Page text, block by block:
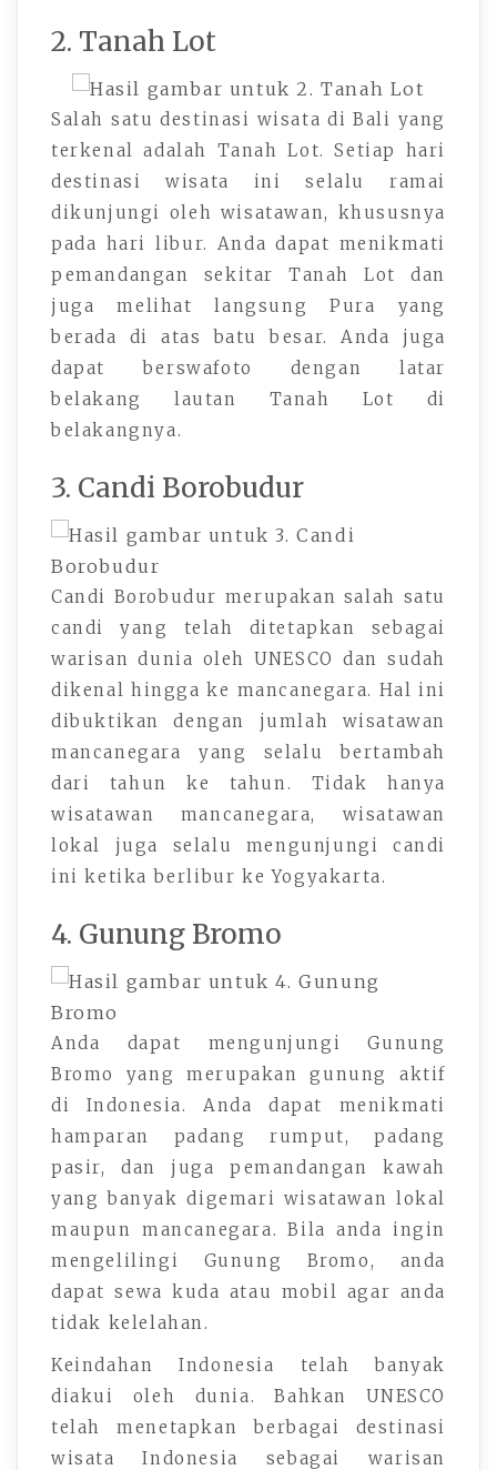
2. Tanah Lot
Salah satu destinasi wisata di Bali yang
terkenal adalah Tanah Lot. Setiap hari
destinasi wisata ini selalu ramai
dikunjungi oleh wisatawan, khususnya
pada hari libur. Anda dapat menikmati
pemandangan sekitar Tanah Lot dan
juga melihat langsung Pura yang
berada di atas batu besar. Anda juga
dapat berswafoto dengan latar
belakang lautan Tanah Lot di
belakangnya.
3. Candi Borobudur
Candi Borobudur merupakan salah satu
candi yang telah ditetapkan sebagai
warisan dunia oleh UNESCO dan sudah
dikenal hingga ke mancanegara. Hal ini
dibuktikan dengan jumlah wisatawan
mancanegara yang selalu bertambah
dari tahun ke tahun. Tidak hanya
wisatawan mancanegara, wisatawan
lokal juga selalu mengunjungi candi
ini ketika berlibur ke Yogyakarta.
4. Gunung Bromo
Anda dapat mengunjungi Gunung
Bromo yang merupakan gunung aktif
di Indonesia. Anda dapat menikmati
hamparan padang rumput, padang
pasir, dan juga pemandangan kawah
yang banyak digemari wisatawan lokal
maupun mancanegara. Bila anda ingin
mengelilingi Gunung Bromo, anda
dapat sewa kuda atau mobil agar anda
tidak kelelahan.
Keindahan Indonesia telah banyak
diakui oleh dunia. Bahkan UNESCO
telah menetapkan berbagai destinasi
wisata Indonesia sebagai warisan